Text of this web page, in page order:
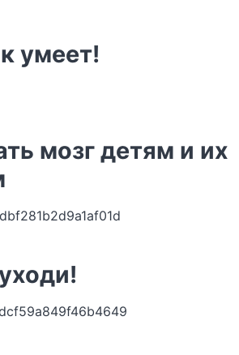
умеет!
мозг детям и их